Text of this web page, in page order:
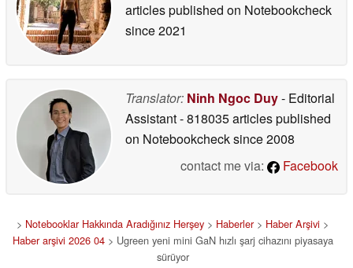
articles published on Notebookcheck
since 2021
Translator: Ninh Ngoc Duy- Editorial
Assistant- 818035 articles published
on Notebookchecksince 2008
contact me via:
Facebook
> Notebooklar Hakkında Aradığınız Herşey > Haberler> Haber Arşivi >
Haber arşivi 2026 04> Ugreen yeni mini GaN hızlı şarj cihazını piyasaya
sürüyor